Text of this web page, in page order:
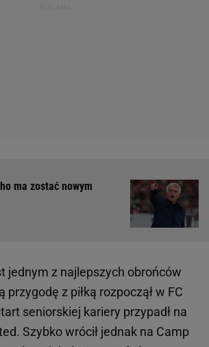
ma zostać nowym
jednym z najlepszych obrońców
przygodę z piłką rozpoczął w FC
seniorskiej kariery przypadł na
Szybko wrócił jednak na Camp